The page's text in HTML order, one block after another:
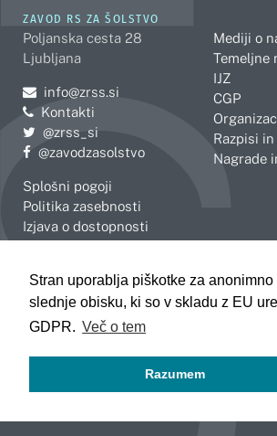
Stran uporablja piškotke za anonimno
slednje obisku, ki so v skladu z EU
GDPR. Več o tem
Razumem
ZAVOD RS ZA ŠOLSTVO
Poljanska cesta 28
Ljubljana
Pošljite e-mail na
info@zrss.si
Kontakti
Pojdite na Twitter:
@zrss_si
Pojdite na Facebook:
@zavodzasolstvo
Splošni pogoji
Politika zasebnosti
Izjava o dostopnosti
Mediji o
Temeljne
IJZ
CGP
Razpisi
Nagrade
Celje
Koper
Kranj
Novo
Slovenj